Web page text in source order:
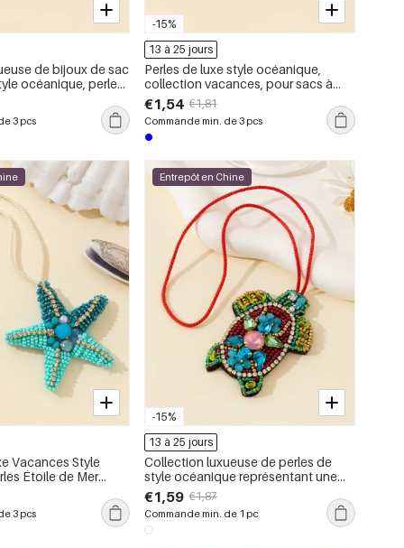
de bijoux de sac
océanique, perles
artificielles et
3 pcs
-15%
13 à 25 jours
Perles de luxe style océanique,
collection vacances, pour sacs à
main de femmes
€1,54 €1,81
Commande min. de 3 pcs
Vacances Style
Étoile de Mer
à Main Femme en
3 pcs
-15%
Entrepôt en Chine
13 à 25 jours
Collection luxueuse de perles de
style océanique représentant une
petite tortue naturelle, en corde
tressée et pierres précieuses
artificielles.
€1,59 €1,87
Commande min. de 1 pc